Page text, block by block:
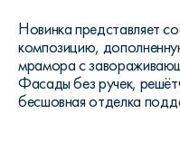
Новинка представляет
композицию,
мрамора с
Фасады без ручек,
бесшовная отделка